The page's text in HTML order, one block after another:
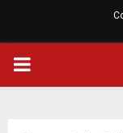
PRIMARY